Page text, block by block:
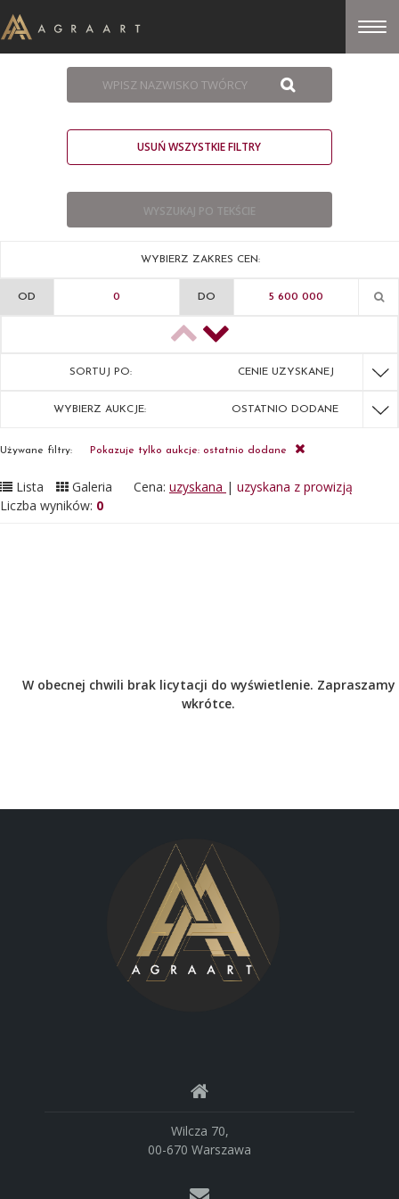
USUŃ WSZYSTKIE FILTRY
WYBIERZ ZAKRES CEN:
OD DO
SORTUJ PO: CENIE UZYSKANEJ
WYBIERZ AUKCJE: OSTATNIO DODANE
Używane filtry: Pokazuje tylko aukcje: ostatnio dodane
Lista Galeria Cena: uzyskana | uzyskana z prowizją
Liczba wyników: 0
W obecnej chwili brak licytacji do wyświetlenie. Zapraszamy
wkrótce.
Wilcza 70,
00-670 Warszawa